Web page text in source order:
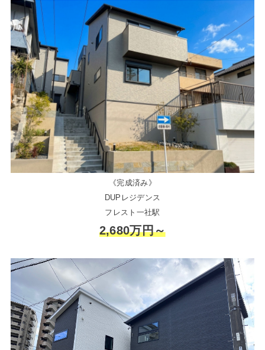
《完成済み》
DUPレジデンス
フレスト一社駅
2,680万円～